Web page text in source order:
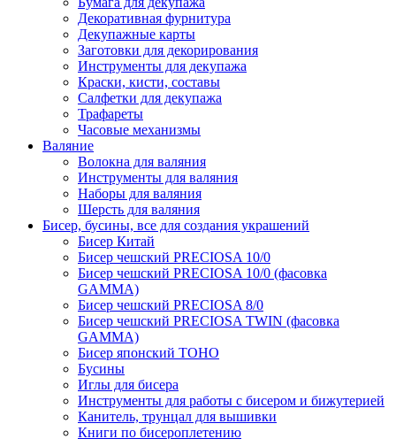
Декоративная фурнитура
Декупажные карты
Заготовки для декорирования
Инструменты для декупажа
Краски, кисти, составы
Салфетки для декупажа
Трафареты
Часовые механизмы
Валяние
Волокна для валяния
Инструменты для валяния
Наборы для валяния
Шерсть для валяния
Бисер, бусины, все для создания украшений
Бисер Китай
Бисер чешский PRECIOSA 10/0
Бисер чешский PRECIOSA 10/0 (фасовка
GAMMA)
Бисер чешский PRECIOSA 8/0
Бисер чешский PRECIOSA TWIN (фасовка
GAMMA)
Бисер японский TOHO
Бусины
Иглы для бисера
Инструменты для работы с бисером и бижутерией
Канитель, трунцал для вышивки
Книги по бисероплетению